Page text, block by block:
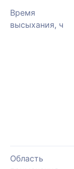
Время
высыхания, ч
Область